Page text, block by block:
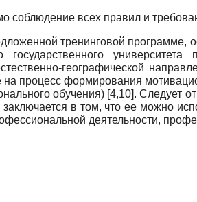
соблюдение всех правил и
тренинговой программе,
государственного
географической
процесс формирования
обучения) [4,10]. Следует
в том, что ее можно
деятельности,